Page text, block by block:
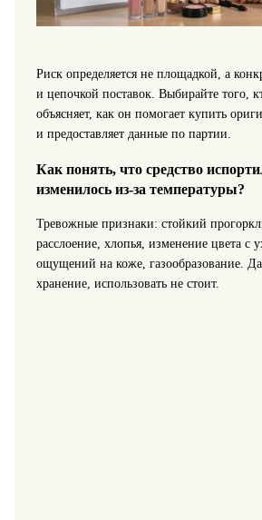
Риск определяется не площадкой, а
и цепочкой поставок. Выбирайте того,
объясняет, как он помогает купить
и предоставляет данные по партии.
Как понять, что средство
изменилось из-за температуры?
Тревожные признаки: стойкий
расслоение, хлопья, изменение цвета с
ощущений на коже, газообразование.
хранение, использовать не стоит.